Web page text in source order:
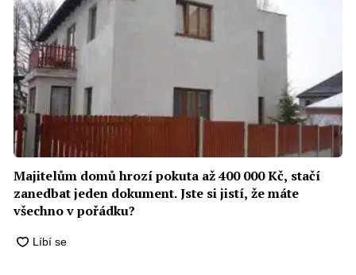
Majitelům domů hrozí pokuta až 400 000 Kč, stačí
zanedbat jeden dokument. Jste si jistí, že máte
všechno v pořádku?